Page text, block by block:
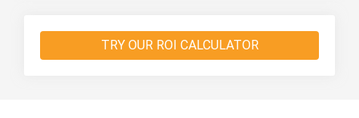
TRY OUR ROI CALCULATOR